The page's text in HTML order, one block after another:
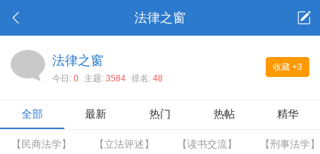
法律之窗
收藏 +3
法律之窗
今日: 0 主题: 3584 排名: 48
全部 最新 热门 热帖 精华
【民商法学】 【立法评述】 【读书交流】 【刑事法学】